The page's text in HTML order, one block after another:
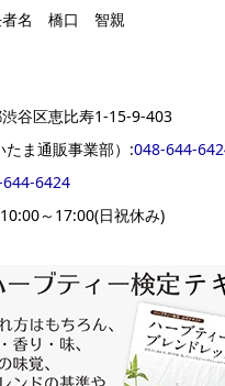
者名 橋口 智親
谷区恵比寿1-15-9-403
たま通販事業部）:048-644-
6424
～17:00(日祝休み)